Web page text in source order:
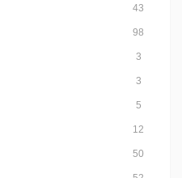
43
98
3
3
5
12
50